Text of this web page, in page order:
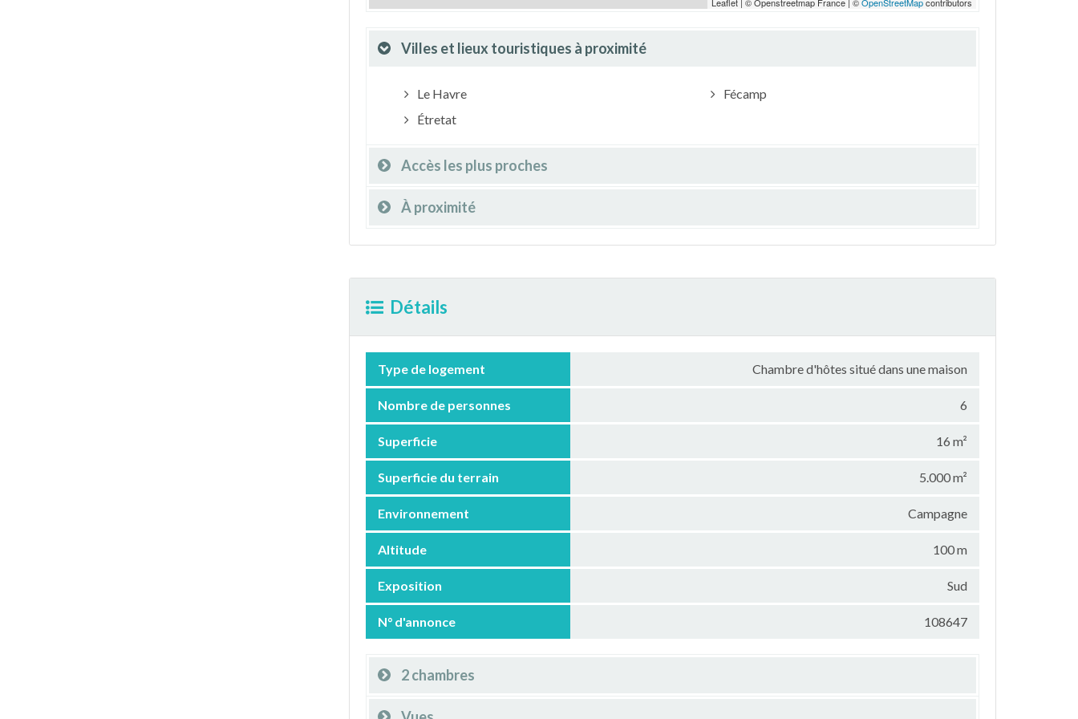
Villes et lieux touristiques à proximité
Le Havre
Étretat
Fécamp
Accès les plus proches
À proximité
Détails
Type de logement Chambre d'hôtes situé dans une maison
Nombre de personnes 6
Superficie 16 m²
Superficie du terrain 5.000 m²
Environnement Campagne
Altitude 100 m
Exposition Sud
N° d'annonce 108647
2 chambres